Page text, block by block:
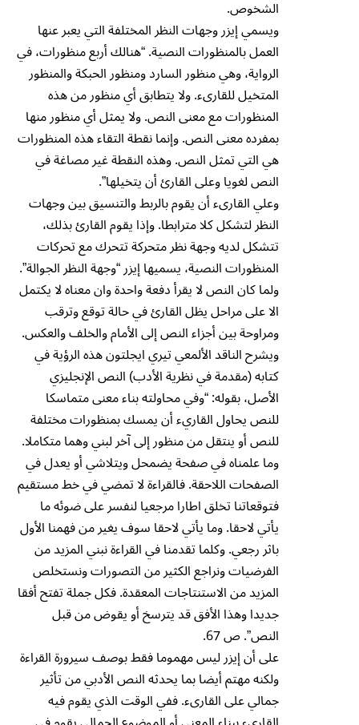
الشخوص.
ويسمي إيزر وجهات النظر المختلفة التي يعبر عنها
العمل بالمنظورات النصية. “هنالك أربع منظورات، في
الرواية، وهي منظور السارد ومنظور الحبكة والمنظور
المتخيل للقارىء. ولا يتطابق أي منظور من هذه
المنظورات مع معنى النص. ولا يمثل أي منظور منها
بمفرده معنى النص. وإنما نقطة التقاء هذه المنظورات
هي التي تمثل النص. وهذه النقطة غير مصاغة في
النص لغويا وعلى القارئ أن يتخيلها”.
وعلي القارىء أن يقوم بالربط والتنسيق بين وجهات
النظر لتشكل كلا مترابطا. وإذا يقوم القارئ بذلك،
تتشكل لديه وجهة نظر متحركة تتحرك مع تحركات
المنظورات النصية، يسميها إيزر “وجهة النظر الجوالة”.
ولما كان النص لا يقرأ دفعة واحدة وان معناه لا يكتمل
الا على مراحل يظل القارئ في حالة توقع وترقب
ومراوحة بين أجزاء النص إلى الأمام والخلف والعكس.
ويشرح الناقد الألمعي تيري ايجلتون هذه الرؤية في
كتابه (مقدمة في نظرية الأدب) النص الإنجليزي
الأصل، بقوله: “وفي محاولته بناء معنى متماسكا
للنص يحاول القاريء أن يمسك بمنظورات مختلفة
للنص أو ينتقل من منظور إلى آخر لبني وهما متكاملا.
وما علمناه في صفحة يضمحل ويتلاشي أو يعدل في
الصفحات اللاحقة. فالقراءة لا تمضي في خط مستقيم
فتوقعاتنا تخلق اطارا مرجعيا لنفسر على ضوئه ما
يأتي لاحقا. وما يأتي لاحقا سوف يغير من فهمنا الأول
باثر رجعي. وكلما تقدمنا في القراءة نبني المزيد من
الفرضيات ونراجع الكثير من التصورات ونستخلص
المزيد من الاستنتاجات المعقدة. فكل جملة تفتح أفقا
جديدا وهذا الأفق قد يترسخ أو يقوض من قبل
النص”. ص 67.
على أن إيزر ليس مهموما فقط بوصف سيرورة القراءة
ولكنه مهتم أيضا بما يحدثه النص الأدبي من تأثير
جمالي على القارىء. ففي الوقت الذي يقوم فيه